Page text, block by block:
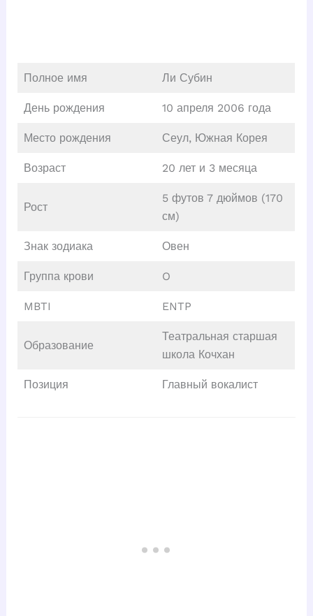
Полное имя Ли Субин
День рождения 10 апреля 2006 года
Место рождения Сеул, Южная Корея
Возраст 20 лет и 3 месяца
Рост
5 футов 7 дюймов (170
см)
Знак зодиака Овен
Группа крови O
MBTI ENTP
Образование
Театральная старшая
школа Кочхан
Позиция Главный вокалист